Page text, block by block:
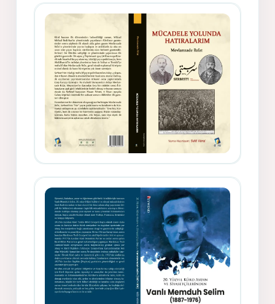
Rıfat - Seîd Veroj